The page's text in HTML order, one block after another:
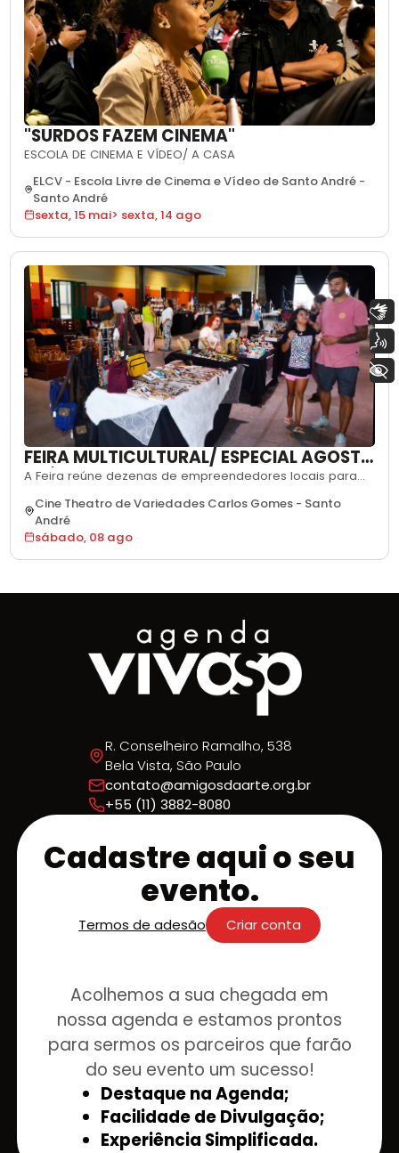
"SURDOS FAZEM CINEMA"
ESCOLA DE CINEMA E VÍDEO/ A CASA
ELCV - Escola Livre de Cinema e Vídeo de Santo André -
Santo André
sexta, 15 mai> sexta, 14 ago
FEIRA MULTICULTURAL/ ESPECIAL AGOSTO
LILÁS
A Feira reúne dezenas de empreendedores locais para
plásticas e gastronomia. EDIÇÃO ESPECIAL ALUSIVA AO
AGOSTO LILÁS
Cine Theatro de Variedades Carlos Gomes - Santo
André
sábado, 08 ago
R. Conselheiro Ramalho, 538
Bela Vista, São Paulo
contato@amigosdaarte.org.br
+55 (11) 3882-8080
Cadastre aqui o seu
evento.
Termos de adesão Criar conta
Acolhemos a sua chegada em
nossa agenda e estamos prontos
para sermos os parceiros que farão
do seu evento um sucesso!
Destaque na Agenda;
Facilidade de Divulgação;
Experiência Simplificada.
Libras
Voz
+ Acessibilidade